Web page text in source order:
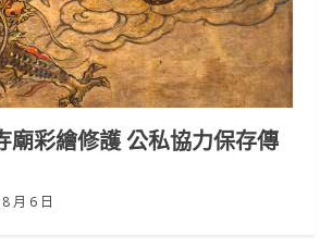
廟彩繪修護 公私協力保存傳
月 6 日